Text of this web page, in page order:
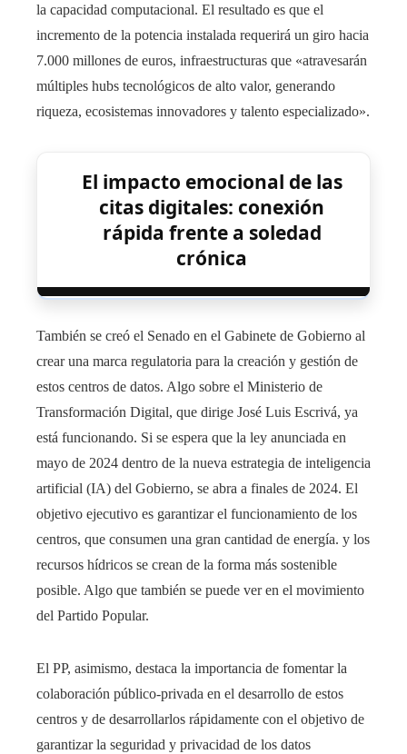
la capacidad computacional. El resultado es que el
incremento de la potencia instalada requerirá un giro hacia
7.000 millones de euros, infraestructuras que «atravesarán
múltiples hubs tecnológicos de alto valor, generando
riqueza, ecosistemas innovadores y talento especializado».
El impacto emocional de las
citas digitales: conexión
rápida frente a soledad
crónica
También se creó el Senado en el Gabinete de Gobierno al
crear una marca regulatoria para la creación y gestión de
estos centros de datos. Algo sobre el Ministerio de
Transformación Digital, que dirige José Luis Escrivá, ya
está funcionando. Si se espera que la ley anunciada en
mayo de 2024 dentro de la nueva estrategia de inteligencia
artificial (IA) del Gobierno, se abra a finales de 2024. El
objetivo ejecutivo es garantizar el funcionamiento de los
centros, que consumen una gran cantidad de energía. y los
recursos hídricos se crean de la forma más sostenible
posible. Algo que también se puede ver en el movimiento
del Partido Popular.
El PP, asimismo, destaca la importancia de fomentar la
colaboración público-privada en el desarrollo de estos
centros y de desarrollarlos rápidamente con el objetivo de
garantizar la seguridad y privacidad de los datos